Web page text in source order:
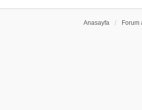
Anasayfa Forum